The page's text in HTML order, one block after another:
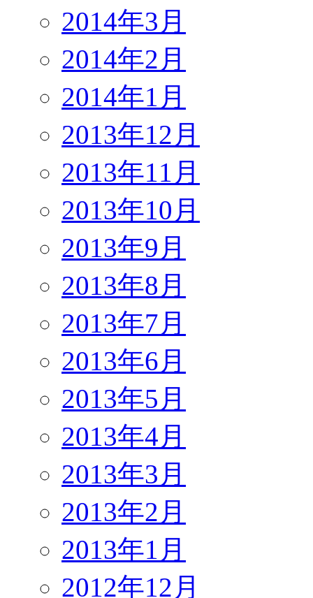
2014年3月
2014年2月
2014年1月
2013年12月
2013年11月
2013年10月
2013年9月
2013年8月
2013年7月
2013年6月
2013年5月
2013年4月
2013年3月
2013年2月
2013年1月
2012年12月